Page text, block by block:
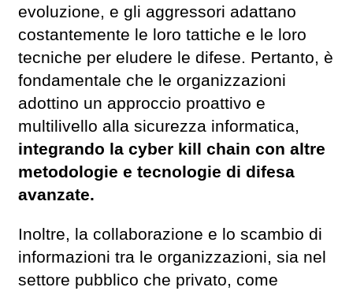
evoluzione, e gli aggressori adattano
costantemente le loro tattiche e le loro
tecniche per eludere le difese. Pertanto, è
fondamentale che le organizzazioni
adottino un approccio proattivo e
multilivello alla sicurezza informatica,
integrando la cyber kill chain con altre
metodologie e tecnologie di difesa
avanzate.
Inoltre, la collaborazione e lo scambio di
informazioni tra le organizzazioni, sia nel
settore pubblico che privato, come